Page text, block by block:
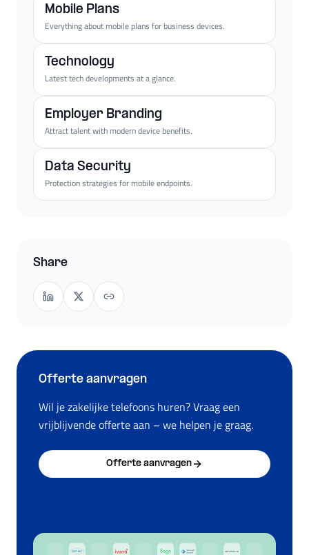
Mobile Plans
Everything about mobile plans for business devices.
Technology
Latest tech developments at a glance.
Employer Branding
Attract talent with modern device benefits.
Data Security
Protection strategies for mobile endpoints.
Share
Offerte aanvragen
Wil je zakelijke telefoons huren? Vraag een
vrijblijvende offerte aan – we helpen je graag.
Offerte aanvragen